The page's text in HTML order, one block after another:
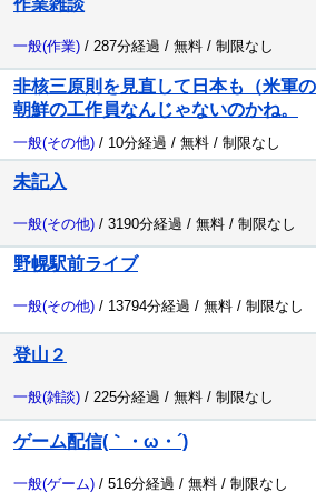
作業雑談
一般(作業) / 287分経過 / 無料 / 制限なし
非核三原則を見直して日本も（米軍
朝鮮の工作員なんじゃないのかね。
一般(その他) / 10分経過 / 無料 / 制限なし
未記入
一般(その他) / 3190分経過 / 無料 / 制限なし
野幌駅前ライブ
一般(その他) / 13794分経過 / 無料 / 制限なし
登山２
一般(雑談) / 225分経過 / 無料 / 制限なし
ゲーム配信(｀・ω・´)
一般(ゲーム) / 516分経過 / 無料 / 制限なし